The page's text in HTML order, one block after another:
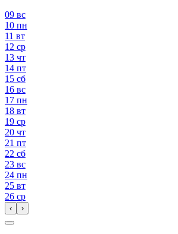
09 вс
10 пн
11 вт
12 ср
13 чт
14 пт
15 сб
16 вс
17 пн
18 вт
19 ср
20 чт
21 пт
22 сб
23 вс
24 пн
25 вт
26 ср
‹ ›